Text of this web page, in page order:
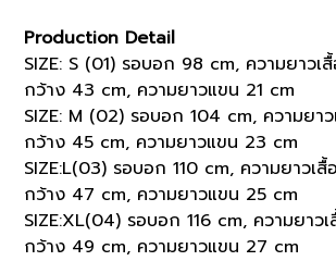
Production Detail
SIZE: S (01) รอบอก 98 cm, ความยาวเ
กว้าง 43 cm, ความยาวแขน 21 cm
SIZE: M (02) รอบอก 104 cm, ความยา
กว้าง 45 cm, ความยาวแขน 23 cm
SIZE:L(03) รอบอก 110 cm, ความยาวเ
กว้าง 47 cm, ความยาวแขน 25 cm
SIZE:XL(04) รอบอก 116 cm, ความยาว
กว้าง 49 cm, ความยาวแขน 27 cm